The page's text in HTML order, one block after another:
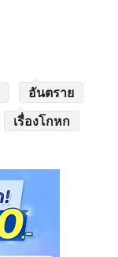
อันตราย
เรื่องโกหก